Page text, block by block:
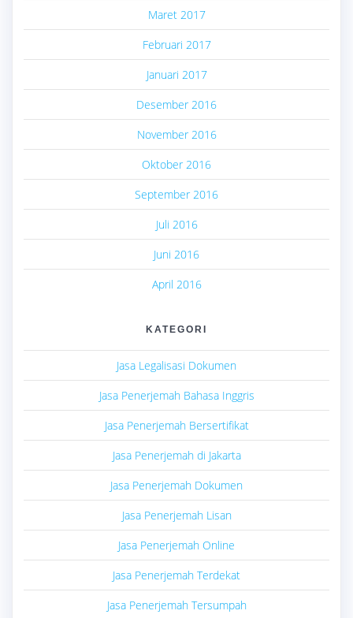
Maret 2017
Februari 2017
Januari 2017
Desember 2016
November 2016
Oktober 2016
September 2016
Juli 2016
Juni 2016
April 2016
KATEGORI
Jasa Legalisasi Dokumen
Jasa Penerjemah Bahasa Inggris
Jasa Penerjemah Bersertifikat
Jasa Penerjemah di Jakarta
Jasa Penerjemah Dokumen
Jasa Penerjemah Lisan
Jasa Penerjemah Online
Jasa Penerjemah Terdekat
Jasa Penerjemah Tersumpah